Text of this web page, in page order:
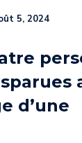
5, 2024
d’une